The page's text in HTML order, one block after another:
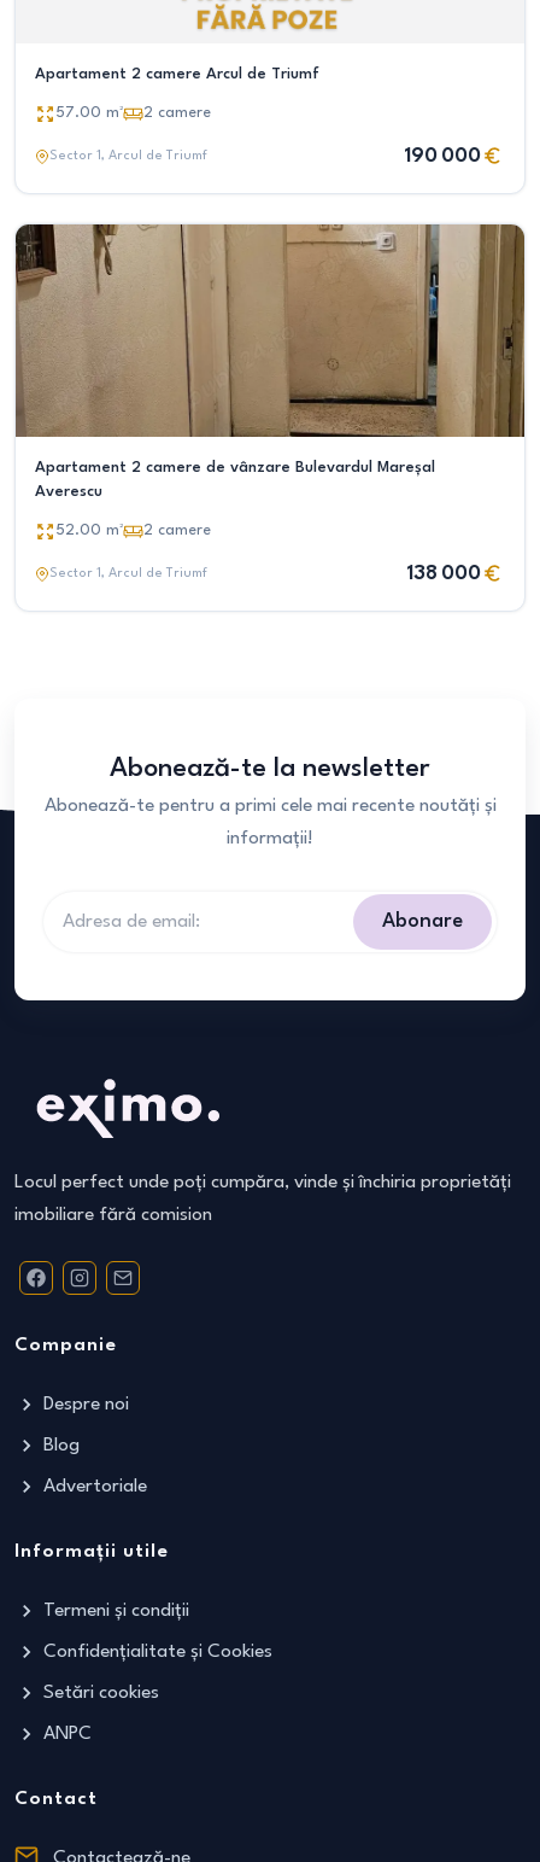
Apartament 2 camere Arcul de Triumf
57.00 m² 2 camere
Sector 1, Arcul de Triumf 190 000
Apartament 2 camere de vânzare Bulevardul Mareșal
Averescu
52.00 m² 2 camere
Sector 1, Arcul de Triumf 138 000
Abonează-te la newsletter
Abonează-te pentru a primi cele mai recente noutăți și
informații!
Abonare
Locul perfect unde poți cumpăra, vinde și închiria proprietăți
imobiliare fără comision
Companie
Despre noi
Blog
Advertoriale
Informații utile
Termeni și condiții
Confidențialitate și Cookies
Setări cookies
ANPC
Contact